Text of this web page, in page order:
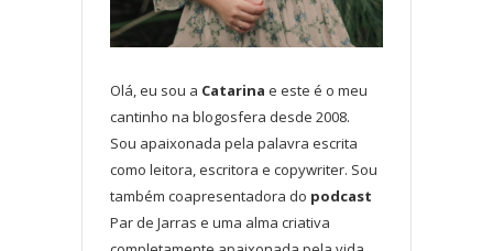
Olá, eu sou a Catarina e este é o meu
cantinho na blogosfera desde 2008.
Sou apaixonada pela palavra escrita
como leitora, escritora e copywriter. Sou
também coapresentadora do podcast
Par de Jarras e uma alma criativa